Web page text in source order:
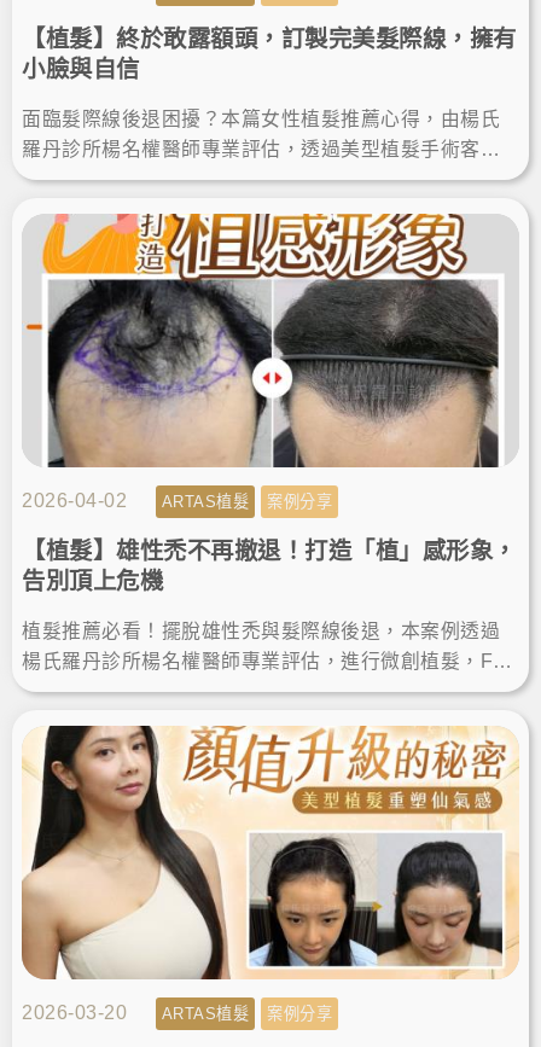
【植髮】終於敢露額頭，訂製完美髮際線，擁有
小臉與自信
面臨髮際線後退困擾？本篇女性植髮推薦心得，由楊氏
羅丹診所楊名權醫師專業評估，透過美型植髮手術客製
化設計髮際線，順利改善高額頭植髮需求。術後找回自
然髮量與自信！
2026-04-02 ARTAS植髮 案例分享
【植髮】雄性禿不再撤退！打造「植」感形象，
告別頂上危機
植髮推薦必看！擺脫雄性禿與髮際線後退，本案例透過
楊氏羅丹診所楊名權醫師專業評估，進行微創植髮，FU
E植髮恢復期快，術後順利告別落髮空洞，重獲自然濃密
髮量與自信。
2026-03-20 ARTAS植髮 案例分享